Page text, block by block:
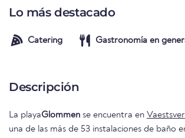
Lo más destacado
Catering Gastronomía en
Descripción
La playaGlommen se encuentra en
una de las más de 53 instalaciones de baño